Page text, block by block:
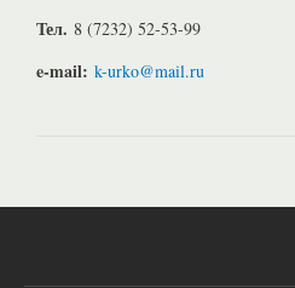
Тел. 8 (7232) 52-53-99
e-mail: k-urko@mail.ru